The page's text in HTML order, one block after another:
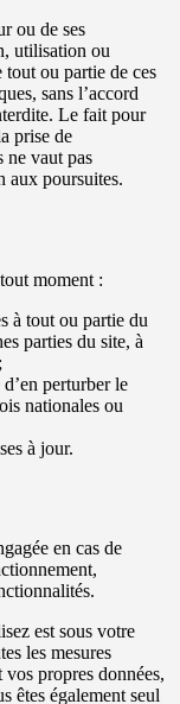
ou de ses
utilisation ou
tout ou partie de ces
sans l’accord
Le fait pour
prise de
ne vaut pas
aux poursuites.
moment :
à tout ou partie du
parties du site, à
perturber le
nationales ou
à jour.
en cas de
est sous votre
les mesures
propres données,
êtes également seul